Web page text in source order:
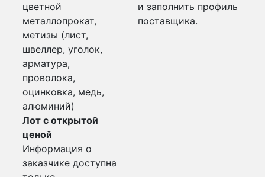
цветной
металлопрокат,
метизы (лист,
швеллер, уголок,
арматура,
проволока,
оцинковка, медь,
алюминий)
Лот с открытой
ценой
Информация о
заказчике доступна
и заполнить профиль
поставщика.